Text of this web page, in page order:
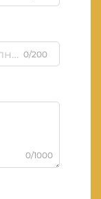
0/200
0/1000